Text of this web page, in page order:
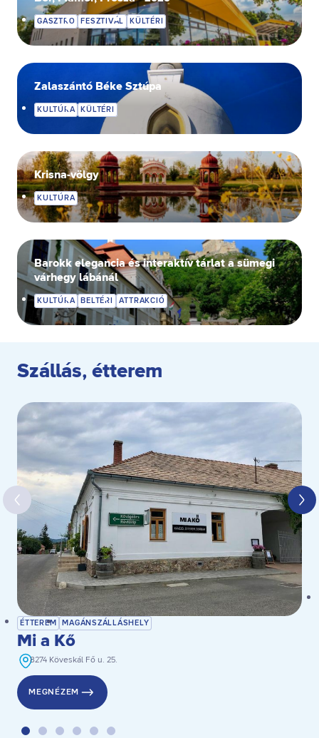
GASZTRO FESZTIVÁL KÜLTÉRI
Zalaszántó Béke Sztúpa
KULTÚRA KÜLTÉRI
Krisna-völgy
KULTÚRA
Barokk elegancia és interaktív tárlat a sümegi
várhegy lábánál
KULTÚRA BELTÉRI ATTRAKCIÓ
Szállás, étterem
ÉTTEREM MAGÁNSZÁLLÁSHELY
Mi a Kő
8274 Köveskál Fő u. 25.
MEGNÉZEM